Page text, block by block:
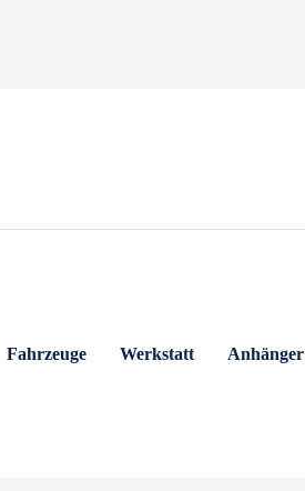
Fahrzeuge Werkstatt Anhänger